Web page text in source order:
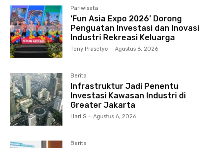
Pariwisata
‘Fun Asia Expo 2026’ Dorong
Penguatan Investasi dan Inovasi
Industri Rekreasi Keluarga
Tony Prasetyo - Agustus 6, 2026
Berita
Infrastruktur Jadi Penentu
Investasi Kawasan Industri di
Greater Jakarta
Hari S - Agustus 6, 2026
Berita